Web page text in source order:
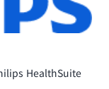
HealthSuite